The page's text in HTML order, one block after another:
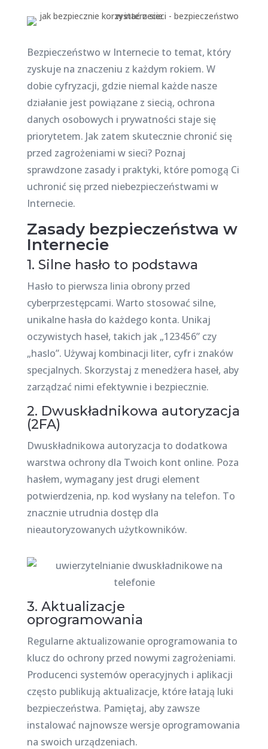
Bezpieczeństwo w Internecie to temat, który
zyskuje na znaczeniu z każdym rokiem. W
dobie cyfryzacji, gdzie niemal każde nasze
działanie jest powiązane z siecią, ochrona
danych osobowych i prywatności staje się
priorytetem. Jak zatem skutecznie chronić się
przed zagrożeniami w sieci? Poznaj
sprawdzone zasady i praktyki, które pomogą Ci
uchronić się przed niebezpieczeństwami w
Internecie.
Zasady bezpieczeństwa w
Internecie
1. Silne hasło to podstawa
Hasło to pierwsza linia obrony przed
cyberprzestępcami. Warto stosować silne,
unikalne hasła do każdego konta. Unikaj
oczywistych haseł, takich jak „123456” czy
„haslo”. Używaj kombinacji liter, cyfr i znaków
specjalnych. Skorzystaj z menedżera haseł, aby
zarządzać nimi efektywnie i bezpiecznie.
2. Dwuskładnikowa autoryzacja
(2FA)
Dwuskładnikowa autoryzacja to dodatkowa
warstwa ochrony dla Twoich kont online. Poza
hasłem, wymagany jest drugi element
potwierdzenia, np. kod wysłany na telefon. To
znacznie utrudnia dostęp dla
nieautoryzowanych użytkowników.
3. Aktualizacje
oprogramowania
Regularne aktualizowanie oprogramowania to
klucz do ochrony przed nowymi zagrożeniami.
Producenci systemów operacyjnych i aplikacji
często publikują aktualizacje, które łatają luki
bezpieczeństwa. Pamiętaj, aby zawsze
instalować najnowsze wersje oprogramowania
na swoich urządzeniach.